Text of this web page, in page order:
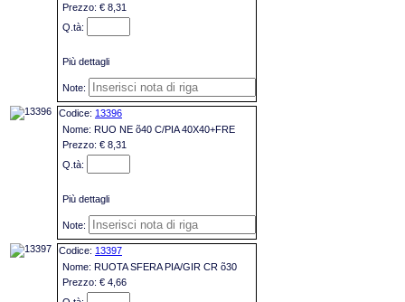
€ 8,31
Più dettagli
13396
RUO NE õ40 C/PIA 40X40+FRE
€ 8,31
Più dettagli
13397
RUOTA SFERA PIA/GIR CR õ30
€ 4,66